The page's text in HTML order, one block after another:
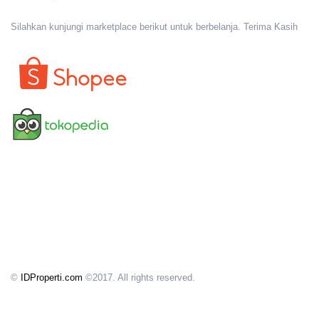
Silahkan kunjungi marketplace berikut untuk berbelanja. Terima Kasih
© IDProperti.com ©2017. All rights reserved.